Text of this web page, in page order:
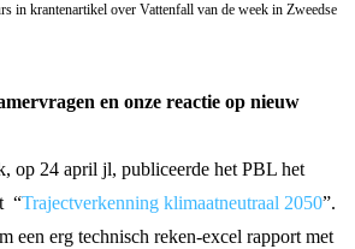
in krantenartikel over Vattenfall van de week in Zweedse
en onze reactie op nieuw
op 24 april jl, publiceerde het PBL het
“Trajectverkenning klimaatneutraal 2050”.
een erg technisch reken-excel rapport met